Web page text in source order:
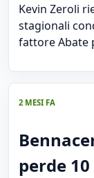
Kevin Zeroli
stagionali
fattore Abate
2 MESI FA
perde